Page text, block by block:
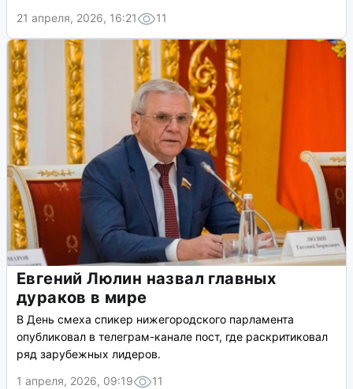
21 апреля, 2026, 16:21
11
Евгений Люлин назвал главных
дураков в мире
В День смеха спикер нижегородского парламента
опубликовал в телеграм-канале пост, где раскритиковал
ряд зарубежных лидеров.
1 апреля, 2026, 09:19
11